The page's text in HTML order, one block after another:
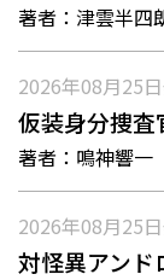
著者： 津雲半四
2026年08月25日
仮装身分捜査
著者： 鳴神響一
2026年08月25日
対怪異アンド